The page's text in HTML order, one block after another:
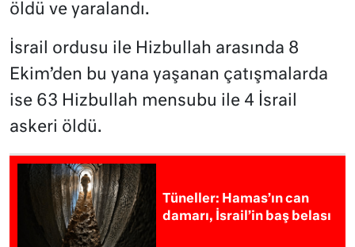
öldü ve yaralandı.
İsrail ordusu ile Hizbullah arasında 8
Ekim’den bu yana yaşanan çatışmalarda
ise 63 Hizbullah mensubu ile 4 İsrail
askeri öldü.
Tüneller: Hamas’ın can
damarı, İsrail’in baş belası